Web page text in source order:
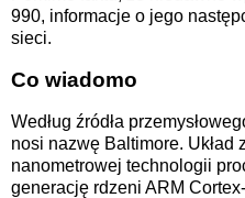
990, informacje o jego
sieci.
Co wiadomo
Według źródła
nosi nazwę Baltimore. Układ
nanometrowej technologii
generację rdzeni ARM